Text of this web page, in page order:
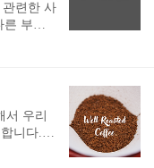
주변 환
로파일
않습니
주는 변
련한 사
부분
심은
. 하지
통해 공
되니 상
해서
의 입장
서 우리
니다.
않기 때